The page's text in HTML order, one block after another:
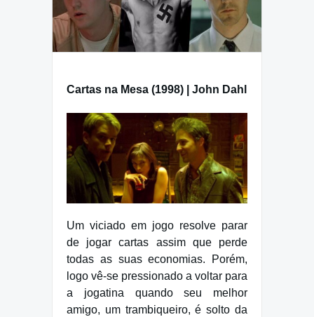
Cartas na Mesa (1998) | John Dahl
Um viciado em jogo resolve parar
de jogar cartas assim que perde
todas as suas economias. Porém,
logo vê-se pressionado a voltar para
a jogatina quando seu melhor
amigo, um trambiqueiro, é solto da